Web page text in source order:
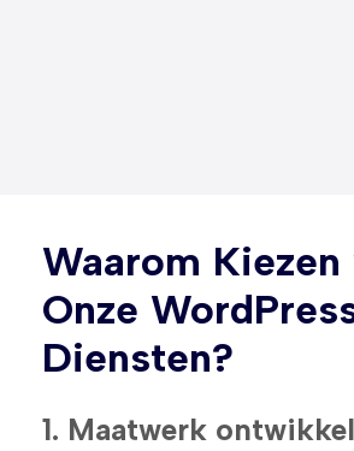
Waarom
Onze
Diensten?
1. Maatwerk